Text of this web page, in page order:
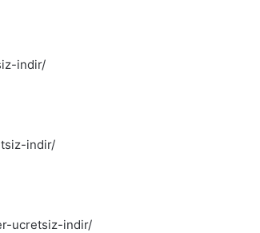
indir/
indir/
ucretsiz-indir/